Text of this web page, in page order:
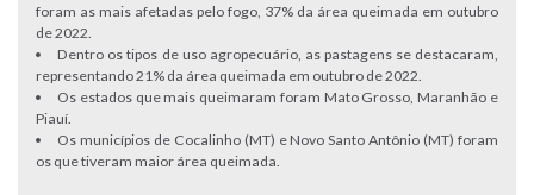
foram as mais afetadas pelo fogo, 37% da área queimada em outubro
de 2022.
Dentro os tipos de uso agropecuário, as pastagens se destacaram,
representando 21% da área queimada em outubro de 2022.
Os estados que mais queimaram foram Mato Grosso, Maranhão e
Piauí.
Os municípios de Cocalinho (MT) e Novo Santo Antônio (MT) foram
os que tiveram maior área queimada.